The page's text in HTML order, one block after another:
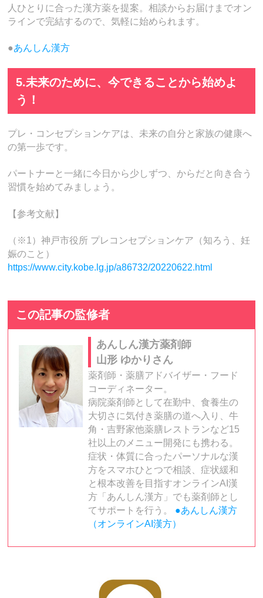
人ひとりに合った漢方薬を提案。相談からお届けまでオン
ラインで完結するので、気軽に始められます。
●あんしん漢方
5.未来のために、今できることから始めよ
う！
プレ・コンセプションケアは、未来の自分と家族の健康へ
の第一歩です。
パートナーと一緒に今日から少しずつ、からだと向き合う
習慣を始めてみましょう。
【参考文献】
（※1）神戸市役所 プレコンセプションケア（知ろう、妊
娠のこと）
https://www.city.kobe.lg.jp/a86732/20220622.html
この記事の監修者
あんしん漢方薬剤師
山形 ゆかりさん
薬剤師・薬膳アドバイザー・フード
コーディネーター。
病院薬剤師として在勤中、食養生の
大切さに気付き薬膳の道へ入り、牛
角・吉野家他薬膳レストランなど15
社以上のメニュー開発にも携わる。
症状・体質に合ったパーソナルな漢
方をスマホひとつで相談、症状緩和
と根本改善を目指すオンラインAI漢
方「あんしん漢方」でも薬剤師とし
てサポートを行う。 ●あんしん漢方
（オンラインAI漢方）